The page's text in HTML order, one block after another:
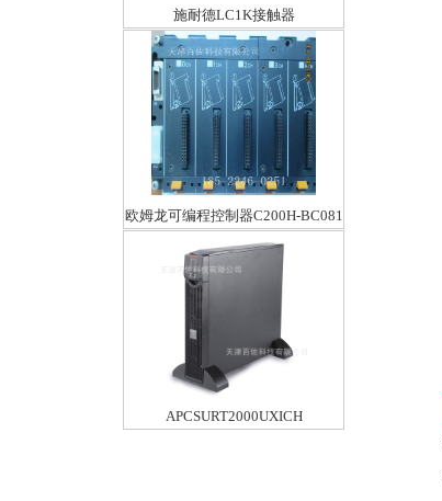
施耐德LC1K接触器
LC1K0610M76A220V
欧姆龙可编程控制器C200H-BC081
APCSURT2000UXICH